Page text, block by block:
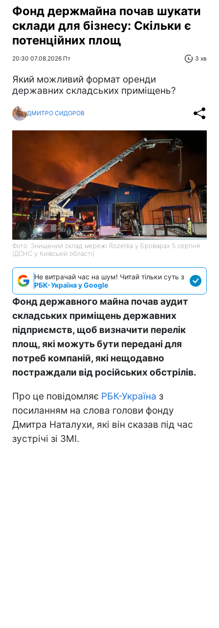
Фонд держмайна почав шукати
склади для бізнесу: Скільки є
потенційних площ
20:30 07.08.2026 Пт 3 хв
Який можливий формат оренди
державних складських приміщень?
ДМИТРО СИДОРОВ
Фото: Знищений склад мережі Rozetka у Броварах 5 серпня
(ДСНС у Київській області)
Не витрачай час на шум! Читай тільки суть з
РБК-Україна у Google
Фонд державного майна почав аудит
складських приміщень державних
підприємств, щоб визначити перелік
площ, які можуть бути передані для
потреб компаній, які нещодавно
постраждали від російських обстрілів.
Про це повідомляє РБК-Україна з
посиланням на слова голови фонду
Дмитра Наталухи, які він сказав під час
зустрічі зі ЗМІ.